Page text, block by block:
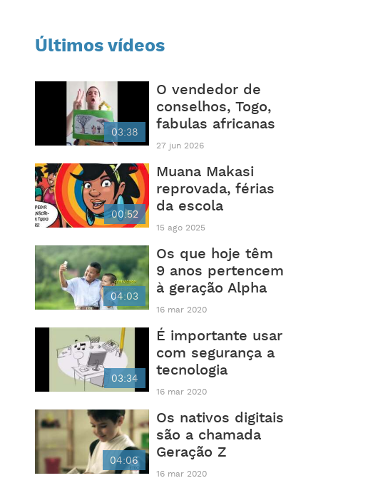
Últimos vídeos
03:38
O vendedor de
conselhos, Togo,
fabulas africanas
27 jun 2026
00:52
Muana Makasi
reprovada, férias
da escola
15 ago 2025
04:03
Os que hoje têm
9 anos pertencem
à geração Alpha
16 mar 2020
03:34
É importante usar
com segurança a
tecnologia
16 mar 2020
04:06
Os nativos digitais
são a chamada
Geração Z
16 mar 2020